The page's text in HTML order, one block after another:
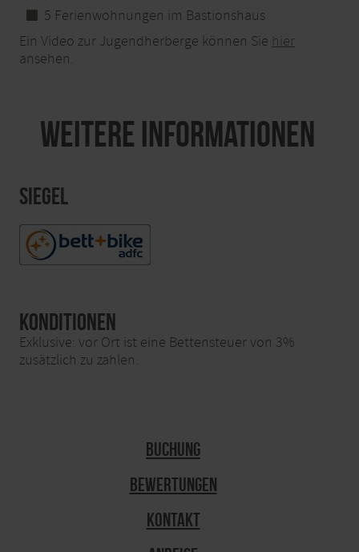
5 Ferienwohnungen im Bastionshaus
Ein Video zur Jugendherberge können Sie hier
ansehen.
Weitere Informationen
Siegel
Konditionen
Exklusive: vor Ort ist eine Bettensteuer von 3%
zusätzlich zu zahlen.
Buchung
Bewertungen
Kontakt